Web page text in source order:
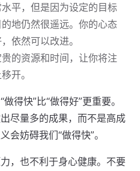
平，但是因为设定的目标
地仍然很遥远。你的心态
依然可以改进。
的资源和时间，让你将注
开。
得快”比“做得好”更重要。
尽量多的成果，而不是高成
会妨碍我们“做得快”。
，也不利于身心健康。不要